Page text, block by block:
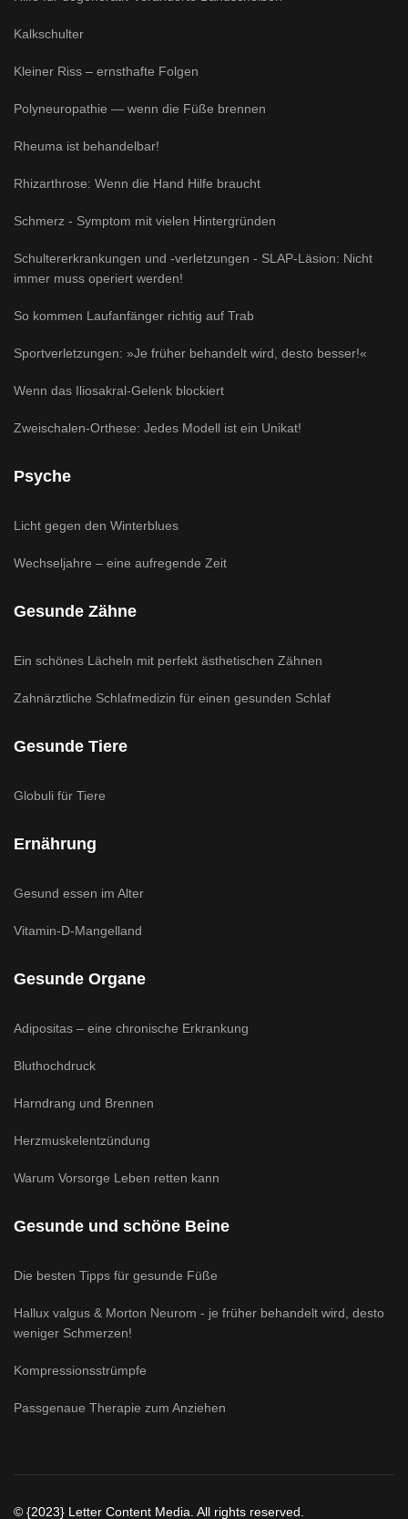
Kalkschulter
Kleiner Riss – ernsthafte Folgen
Polyneuropathie — wenn die Füße brennen
Rheuma ist behandelbar!
Rhizarthrose: Wenn die Hand Hilfe braucht
Schmerz - Symptom mit vielen Hintergründen
Schultererkrankungen und -verletzungen - SLAP-Läsion: Nicht
immer muss operiert werden!
So kommen Laufanfänger richtig auf Trab
Sportverletzungen: »Je früher behandelt wird, desto besser!«
Wenn das Iliosakral-Gelenk blockiert
Zweischalen-Orthese: Jedes Modell ist ein Unikat!
Psyche
Licht gegen den Winterblues
Wechseljahre – eine aufregende Zeit
Gesunde Zähne
Ein schönes Lächeln mit perfekt ästhetischen Zähnen
Zahnärztliche Schlafmedizin für einen gesunden Schlaf
Gesunde Tiere
Globuli für Tiere
Ernährung
Gesund essen im Alter
Vitamin-D-Mangelland
Gesunde Organe
Adipositas – eine chronische Erkrankung
Bluthochdruck
Harndrang und Brennen
Herzmuskelentzündung
Warum Vorsorge Leben retten kann
Gesunde und schöne Beine
Die besten Tipps für gesunde Füße
Hallux valgus & Morton Neurom - je früher behandelt wird, desto
weniger Schmerzen!
Kompressionsstrümpfe
Passgenaue Therapie zum Anziehen
© {2023} Letter Content Media. All rights reserved.